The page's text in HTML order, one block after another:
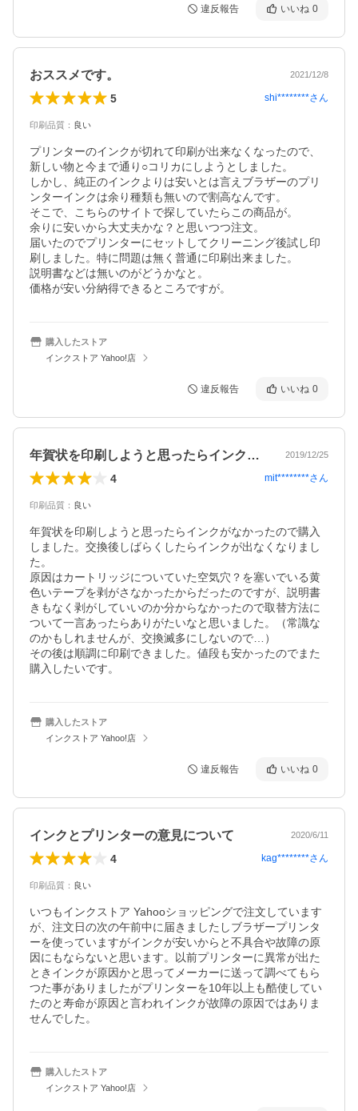
違反報告 いいね 0
おススメです。 2021/12/8
5 shi********さん
印刷品質 ： 良い
プリンターのインクが切れて印刷が出来なくなったので、
新しい物と今まで通り○コリカにしようとしました。
しかし、純正のインクよりは安いとは言えブラザーのプリ
ンターインクは余り種類も無いので割高なんです。
そこで、こちらのサイトで探していたらこの商品が。
余りに安いから大丈夫かな？と思いつつ注文。
届いたのでプリンターにセットしてクリーニング後試し印
刷しました。特に問題は無く普通に印刷出来ました。
説明書などは無いのがどうかなと。
価格が安い分納得できるところですが。
購入したストア
インクストア Yahoo!店
違反報告 いいね 0
年賀状を印刷しようと思ったらインクがな… 2019/12/25
4 mit********さん
印刷品質 ： 良い
年賀状を印刷しようと思ったらインクがなかったので購入
しました。交換後しばらくしたらインクが出なくなりまし
た。
原因はカートリッジについていた空気穴？を塞いでいる黄
色いテープを剥がさなかったからだったのですが、説明書
きもなく剥がしていいのか分からなかったので取替方法に
ついて一言あったらありがたいなと思いました。（常識な
のかもしれませんが、交換滅多にしないので…）
その後は順調に印刷できました。値段も安かったのでまた
購入したいです。
購入したストア
インクストア Yahoo!店
違反報告 いいね 0
インクとプリンターの意見について 2020/6/11
4 kag********さん
印刷品質 ： 良い
いつもインクストア Yahooショッピングで注文しています
が、注文日の次の午前中に届きましたしブラザープリンタ
ーを使っていますがインクが安いからと不具合や故障の原
因にもならないと思います。以前プリンターに異常が出た
ときインクが原因かと思ってメーカーに送って調べてもら
つた事がありましたがプリンターを10年以上も酷使してい
たのと寿命が原因と言われインクが故障の原因ではありま
せんでした。
購入したストア
インクストア Yahoo!店